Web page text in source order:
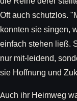
Oft auch schutzlos.
konnten sie singen,
einfach stehen ließ.
nur mit-leidend,
sie Hoffnung und
Auch ihr Heimweg